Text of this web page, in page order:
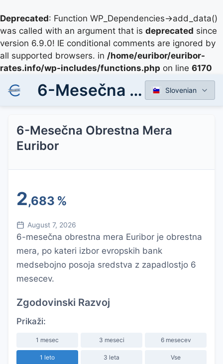
Deprecated: Function WP_Dependencies->add_data()
was called with an argument that is deprecated since
version 6.9.0! IE conditional comments are ignored by
all supported browsers. in /home/euribor/euribor-
rates.info/wp-includes/functions.php on line 6170
6-Mesečna Obrestna Mera Euribor Slovenian
6-Mesečna Obrestna Mera
Euribor
2,683 %
August 7, 2026
6-mesečna obrestna mera Euribor je obrestna
mera, po kateri izbor evropskih bank
medsebojno posoja sredstva z zapadlostjo 6
mesecev.
Zgodovinski Razvoj
Prikaži:
1 mesec 3 meseci 6 mesecev
1 leto 3 leta Vse